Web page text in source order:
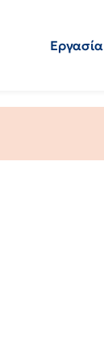
Εργασία